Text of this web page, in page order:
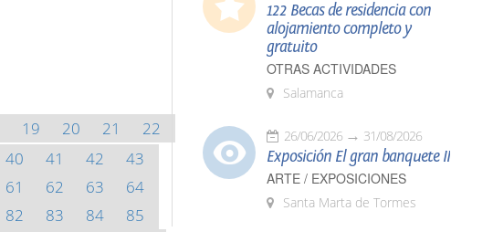
19 20 21
22
40 41 42
43
61 62 63
64
82 83 84
85
122 Becas de residencia con
alojamiento completo y
gratuito
OTRAS ACTIVIDADES
Salamanca
26/06/2026 31/08/2026
Exposición El gran banquete II
ARTE / EXPOSICIONES
Santa Marta de Tormes